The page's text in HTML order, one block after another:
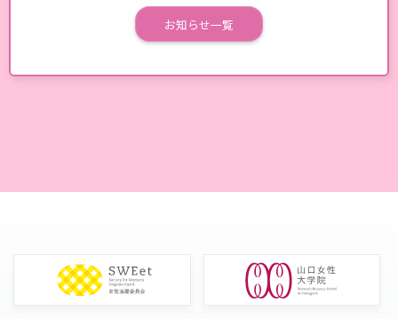
お知らせ一覧